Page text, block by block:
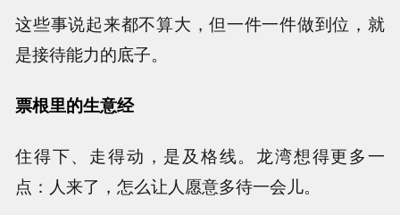
这些事说起来都不算大，但一件一件做到位，就
是接待能力的底子。
票根里的生意经
住得下、走得动，是及格线。龙湾想得更多一
点：人来了，怎么让人愿意多待一会儿。